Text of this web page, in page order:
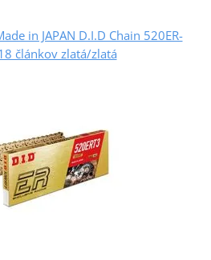
in JAPAN D.I.D Chain 520ER-
článkov zlatá/zlatá